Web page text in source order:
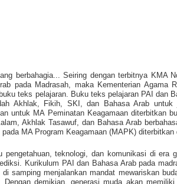
berbahagia... Seiring dengan terbitnya KMA
pada Madrasah, maka Kementerian Agama
teks pelajaran. Buku teks pelajaran PAI dan
Akhlak, Fikih, SKI, dan Bahasa Arab
untuk MA Peminatan Keagamaan diterbitkan
Akhlak Tasawuf, dan Bahasa Arab
MA Program Keagamaan (MAPK)
pengetahuan, teknologi, dan komunikasi di era
Kurikulum PAI dan Bahasa Arab pada
di samping menjalankan mandat mewariskan
Dengan demikian, generasi muda akan